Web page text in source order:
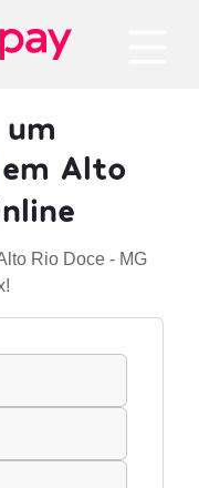
em Alto
Rio Doce - MG